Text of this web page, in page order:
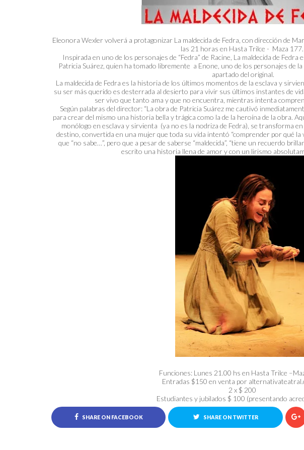
Eleonora Wexler volverá a protagonizar La maldecida de Fedra, con dirección de
las 21 horas en Hasta Trilce - Maza 177.
Inspirada en uno de los personajes de “Fedra” de Racine, La maldecida de
Patricia Suárez, quien ha tomado libremente a Enone, uno de los personajes de
apartado del original.
La maldecida de Fedra es la historia de los últimos momentos de la esclava y
su ser más querido es desterrada al desierto para vivir sus últimos instantes de
ser vivo que tanto ama y que no encuentra, mientras intenta
Según palabras del director: “La obra de Patricia Suárez me cautivó
para crear del mismo una historia bella y trágica como la de la heroína de la obra.
monólogo en esclava y sirvienta (ya no es la nodriza de Fedra), se transforma
destino, convertida en una mujer que toda su vida intentó “comprender por qué la
que “no sabe…”, pero que a pesar de saberse “maldecida”, “tiene un recuerdo
escrito una historia llena de amor y con un lirismo
Funciones: Lunes 21.00 hs en Hasta Trilce
Entradas $150 en venta por
2 x $ 200
Estudiantes y jubilados $ 100 (presentando
SHARE ON FACEBOOK SHARE ON TWITTER